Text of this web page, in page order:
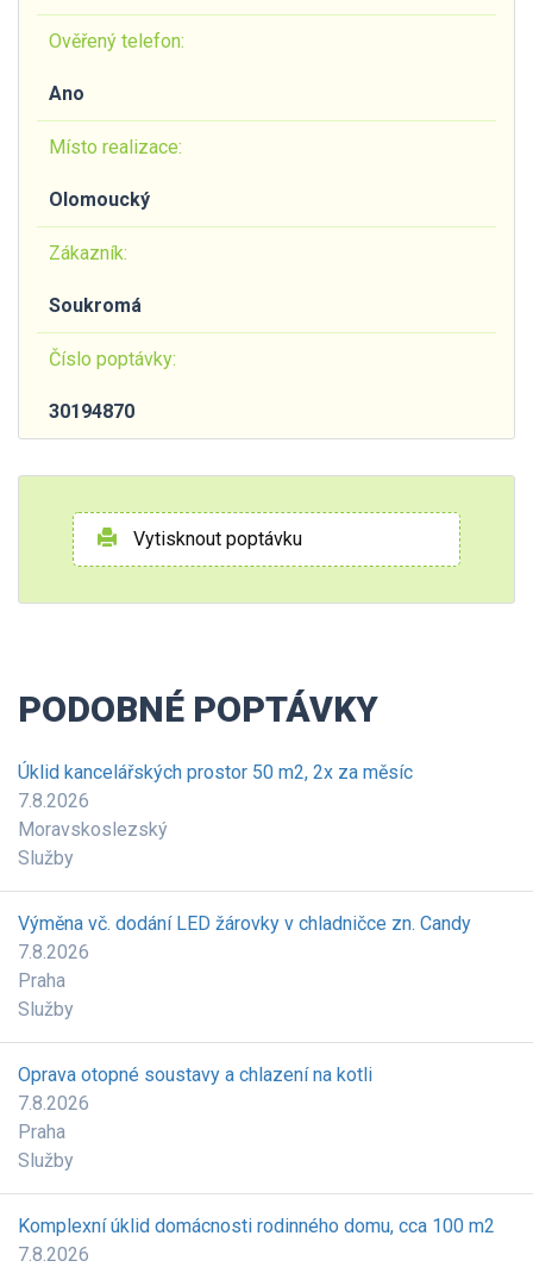
Ověřený telefon:
Ano
Místo realizace:
Olomoucký
Zákazník:
Soukromá
Číslo poptávky:
30194870
Vytisknout poptávku
PODOBNÉ POPTÁVKY
Úklid kancelářských prostor 50 m2, 2x za měsíc
7.8.2026
Moravskoslezský
Služby
Výměna vč. dodání LED žárovky v chladničce zn. Candy
7.8.2026
Praha
Služby
Oprava otopné soustavy a chlazení na kotli
7.8.2026
Praha
Služby
Komplexní úklid domácnosti rodinného domu, cca 100 m2
7.8.2026